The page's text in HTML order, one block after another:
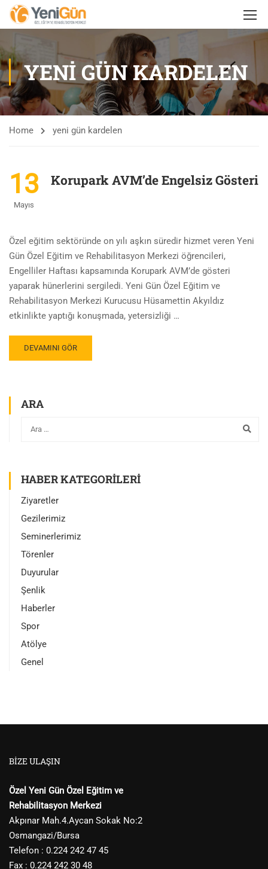
YENI GÜN KARDELEN
Home yeni gün kardelen
13
Mayıs
Korupark AVM’de Engelsiz Gösteri
Özel eğitim sektöründe on yılı aşkın süredir hizmet veren Yeni
Gün Özel Eğitim ve Rehabilitasyon Merkezi öğrencileri,
Engelliler Haftası kapsamında Korupark AVM’de gösteri
yaparak hünerlerini sergiledi. Yeni Gün Özel Eğitim ve
Rehabilitasyon Merkezi Kurucusu Hüsamettin Akyıldız
etkinlikte yaptığı konuşmada, yetersizliği …
DEVAMINI GÖR
ARA
HABER KATEGORILERI
Ziyaretler
Gezilerimiz
Seminerlerimiz
Törenler
Duyurular
Şenlik
Haberler
Spor
Atölye
Genel
BIZE ULAŞIN
Özel Yeni Gün Özel Eğitim ve
Rehabilitasyon Merkezi
Akpınar Mah.4.Aycan Sokak No:2
Osmangazi/Bursa
Telefon : 0.224 242 47 45
Fax : 0.224 242 30 48